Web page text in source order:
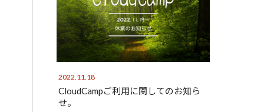
2022.11.18
CloudCampご利用に関してのお知ら
せ。